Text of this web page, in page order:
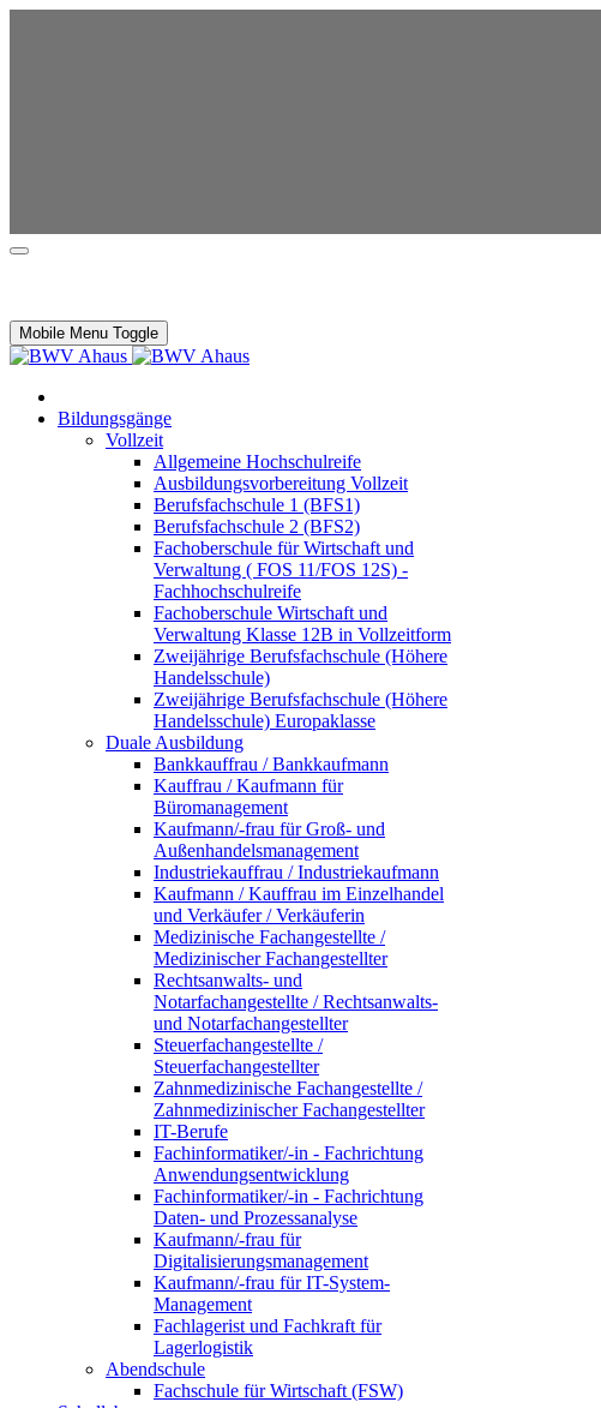
Mobile Menu Toggle
Bildungsgänge
Vollzeit
Allgemeine Hochschulreife
Ausbildungsvorbereitung Vollzeit
Berufsfachschule 1 (BFS1)
Berufsfachschule 2 (BFS2)
Fachoberschule für Wirtschaft und
Verwaltung ( FOS 11/FOS 12S) -
Fachhochschulreife
Fachoberschule Wirtschaft und
Verwaltung Klasse 12B in Vollzeitform
Zweijährige Berufsfachschule (Höhere
Handelsschule)
Zweijährige Berufsfachschule (Höhere
Handelsschule) Europaklasse
Duale Ausbildung
Bankkauffrau / Bankkaufmann
Kauffrau / Kaufmann für
Büromanagement
Kaufmann/-frau für Groß- und
Außenhandelsmanagement
Industriekauffrau / Industriekaufmann
Kaufmann / Kauffrau im Einzelhandel
und Verkäufer / Verkäuferin
Medizinische Fachangestellte /
Medizinischer Fachangestellter
Rechtsanwalts- und
Notarfachangestellte / Rechtsanwalts-
und Notarfachangestellter
Steuerfachangestellte /
Steuerfachangestellter
Zahnmedizinische Fachangestellte /
Zahnmedizinischer Fachangestellter
IT-Berufe
Fachinformatiker/-in - Fachrichtung
Anwendungsentwicklung
Fachinformatiker/-in - Fachrichtung
Daten- und Prozessanalyse
Kaufmann/-frau für
Digitalisierungsmanagement
Kaufmann/-frau für IT-System-
Management
Fachlagerist und Fachkraft für
Lagerlogistik
Abendschule
Fachschule für Wirtschaft (FSW)